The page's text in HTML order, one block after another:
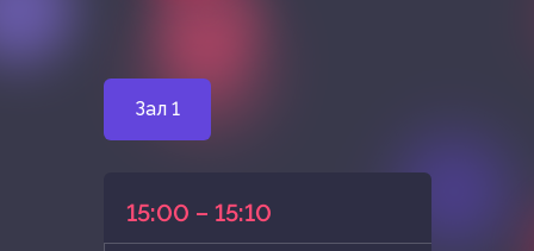
Зал 1
15:00 – 15:10